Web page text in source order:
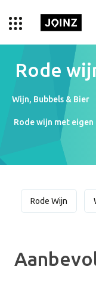
Rode
Wijn, Bubbels & Bier
Rode wijn met
waar je
Dan ben je hier op
geselecteerde - vier
met eigen etiket.
ontwerpen, dat
Kies bijvoorbeeld
gratis ontwerp aan.
Rode Wijn